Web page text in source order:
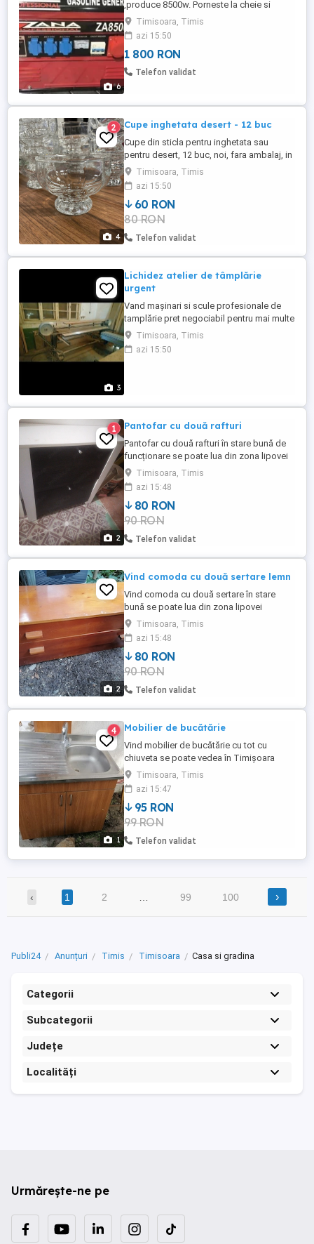
6
,produce 8500w. Porneste la cheie si
demaror. Import Italia. Pret 1800 lei. Mai
multe detalii la tel. Tel
Timisoara, Timis
azi 15:50
1 800 RON
Telefon validat
4
2 Cupe inghetata desert - 12 buc
Cupe din sticla pentru inghetata sau
pentru desert, 12 buc, noi, fara ambalaj, in
stare foarte buna. Nu le trimit prin posta
sau curier.
Timisoara, Timis
azi 15:50
60 RON
80 RON
Telefon validat
3
Lichidez atelier de tâmplărie
urgent
Vand mașinari si scule profesionale de
tamplărie pret negociabil pentru mai multe
detalii sunati la numarul 0773754392 dupa
ora 16 exclus sâmbata
Timisoara, Timis
azi 15:50
2
1 Pantofar cu două rafturi
Pantofar cu două rafturi în stare bună de
funcționare se poate lua din zona lipovei
este la casă în Timișoara
Timisoara, Timis
azi 15:48
80 RON
90 RON
Telefon validat
2
Vind comoda cu două sertare lemn
Vind comoda cu două sertare în stare
bună se poate lua din zona lipovei
Timișoara
Timisoara, Timis
azi 15:48
80 RON
90 RON
Telefon validat
1
4 Mobilier de bucătărie
Vind mobilier de bucătărie cu tot cu
chiuveta se poate vedea în Timișoara
zona Lipovei
Timisoara, Timis
azi 15:47
95 RON
99 RON
Telefon validat
‹ 1 2 99 100 ›
Publi24 Anunțuri Timis Timisoara Casa si gradina
Categorii
Subcategorii
Județe
Localități
Urmărește-ne pe